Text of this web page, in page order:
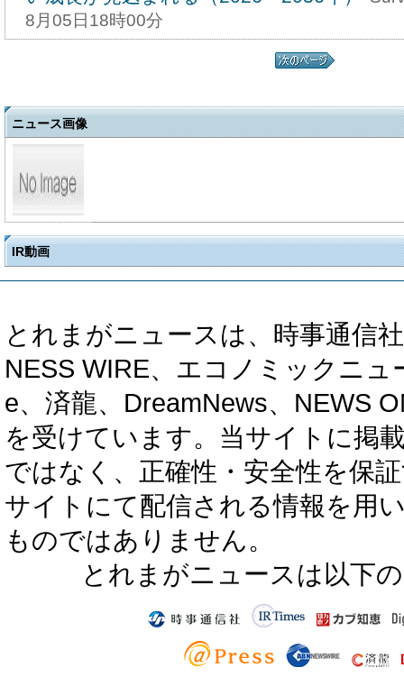
8月05日18時00分
ニュース画像
IR動画
とれまがニュースは、時事通信
NESS WIRE、エコノミックニ
e、済龍、DreamNews、NEWS
を受けています。当サイトに掲
ではなく、正確性・安全性を保
サイトにて配信される情報を用
ものではありません。
とれまがニュースは以下